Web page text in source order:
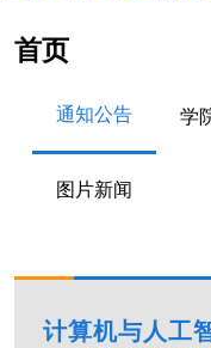
首页
通知公告 学
图片新闻
计算机与人